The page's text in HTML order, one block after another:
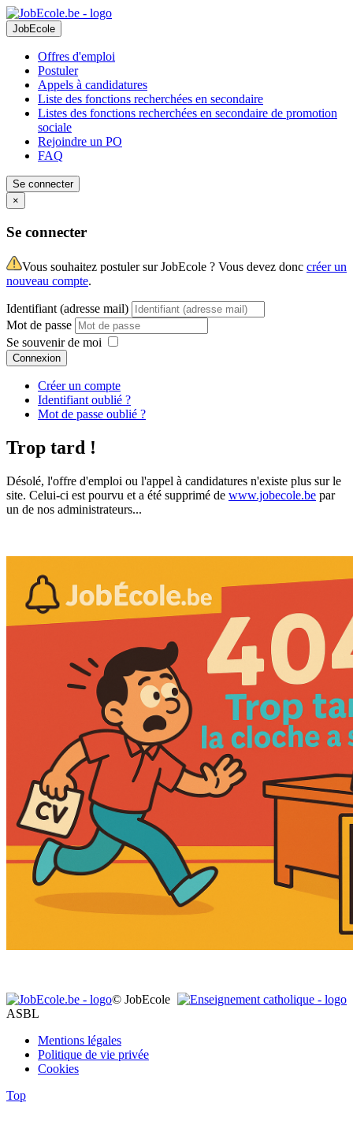
JobEcole
Offres d'emploi
Postuler
Appels à candidatures
Liste des fonctions recherchées en secondaire
Listes des fonctions recherchées en secondaire de promotion
sociale
Rejoindre un PO
FAQ
Se connecter
×
Se connecter
Vous souhaitez postuler sur JobEcole ? Vous devez donc créer un
nouveau compte.
Identifiant (adresse mail)
Mot de passe
Se souvenir de moi
Connexion
Créer un compte
Identifiant oublié ?
Mot de passe oublié ?
Trop tard !
Désolé, l'offre d'emploi ou l'appel à candidatures n'existe plus sur le
site. Celui-ci est pourvu et a été supprimé de www.jobecole.be par
un de nos administrateurs...
© JobEcole
ASBL
Mentions légales
Politique de vie privée
Cookies
Top